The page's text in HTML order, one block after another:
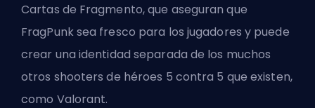
Cartas de Fragmento, que aseguran que
FragPunk sea fresco para los jugadores y puede
crear una identidad separada de los muchos
otros shooters de héroes 5 contra 5 que existen,
como Valorant.